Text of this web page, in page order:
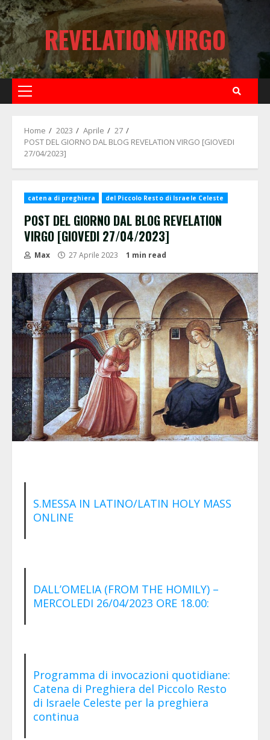
Skip
to
content
REVELATION VIRGO
Primary
Home 2023 Aprile
27
POST DEL GIORNO DAL BLOG REVELATION VIRGO [GIOVEDI
27/04/2023]
catena di preghiera del Piccolo Resto di Israele Celeste
POST DEL GIORNO DAL BLOG REVELATION
VIRGO [GIOVEDI 27/04/2023]
Max 27 Aprile 2023 1 min read
S.MESSA IN LATINO/LATIN HOLY MASS
ONLINE
DALL’OMELIA (FROM THE HOMILY) –
MERCOLEDI 26/04/2023 ORE 18.00:
Programma di invocazioni quotidiane:
Catena di Preghiera del Piccolo Resto
di Israele Celeste per la preghiera
continua